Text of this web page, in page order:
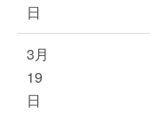
日
3月
19
日